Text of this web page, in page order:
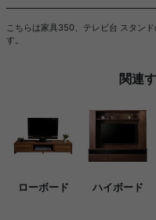
こちらは家具350、テレビ台 スタン
す。
関連
ローボード ハイボード